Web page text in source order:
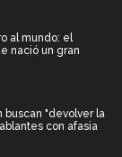
al mundo: el
nació un gran
buscan "devolver la
con afasia